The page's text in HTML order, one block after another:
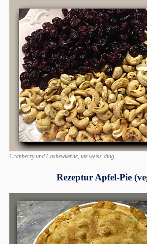
Cranberry und Cashewkerne, ute weiss-ding
Rezeptur Apfel-Pie